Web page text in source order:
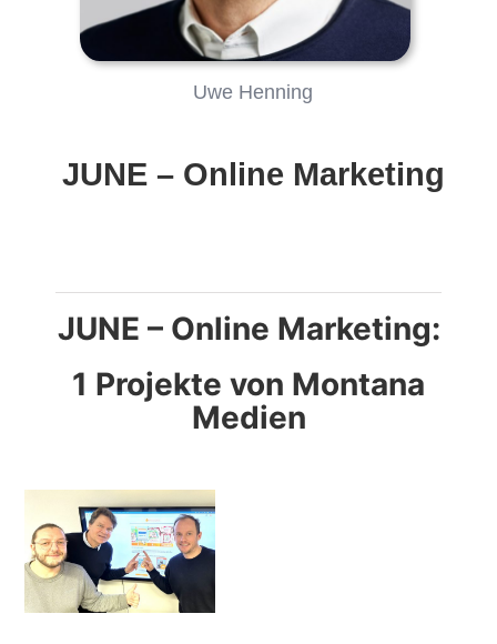
Uwe Henning
JUNE – Online Marketing
JUNE – Online Marketing:
1 Projekte von Montana
Medien